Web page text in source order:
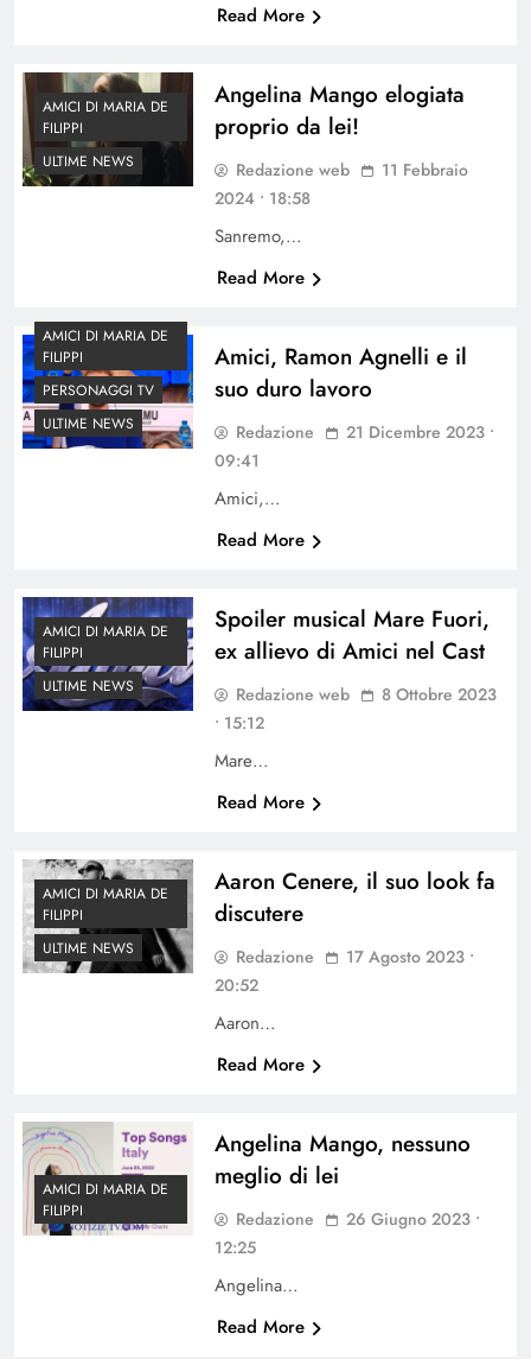
Read More
AMICI DI MARIA DE
FILIPPI
ULTIME NEWS
Angelina Mango elogiata
proprio da lei!
Redazione web
11 Febbraio
2024 • 18:58
Sanremo,…
Read More
AMICI DI MARIA DE
FILIPPI
PERSONAGGI TV
ULTIME NEWS
Amici, Ramon Agnelli e il
suo duro lavoro
Redazione
21 Dicembre 2023 •
09:41
Amici,…
Read More
AMICI DI MARIA DE
FILIPPI
ULTIME NEWS
Spoiler musical Mare Fuori,
ex allievo di Amici nel Cast
Redazione web
8 Ottobre 2023
• 15:12
Mare…
Read More
AMICI DI MARIA DE
FILIPPI
ULTIME NEWS
Aaron Cenere, il suo look fa
discutere
Redazione
17 Agosto 2023 •
20:52
Aaron…
Read More
AMICI DI MARIA DE
FILIPPI
Angelina Mango, nessuno
meglio di lei
Redazione
26 Giugno 2023 •
12:25
Angelina…
Read More